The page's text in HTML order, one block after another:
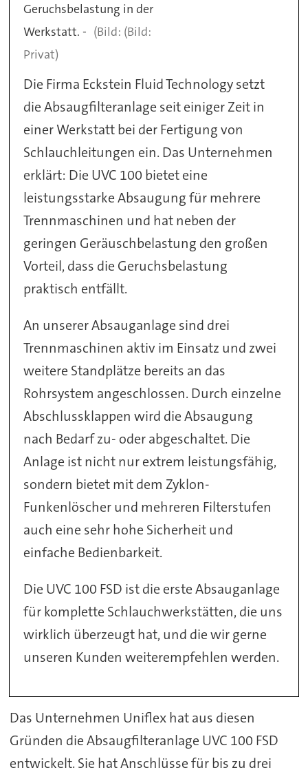
Geruchsbelastung in der
Werkstatt. -
(Bild:
Privat)
Die Firma Eckstein Fluid Technology setzt
die Absaugfilteranlage seit einiger Zeit in
einer Werkstatt bei der Fertigung von
Schlauchleitungen ein. Das Unternehmen
erklärt: Die UVC 100 bietet eine
leistungsstarke Absaugung für mehrere
Trennmaschinen und hat neben der
geringen Geräuschbelastung den großen
Vorteil, dass die Geruchsbelastung
praktisch entfällt.
An unserer Absauganlage sind drei
Trennmaschinen aktiv im Einsatz und zwei
weitere Standplätze bereits an das
Rohrsystem angeschlossen. Durch einzelne
Abschlussklappen wird die Absaugung
nach Bedarf zu- oder abgeschaltet. Die
Anlage ist nicht nur extrem leistungsfähig,
sondern bietet mit dem Zyklon-
Funkenlöscher und mehreren Filterstufen
auch eine sehr hohe Sicherheit und
einfache Bedienbarkeit.
Die UVC 100 FSD ist die erste Absauganlage
für komplette Schlauchwerkstätten, die uns
wirklich überzeugt hat, und die wir gerne
unseren Kunden weiterempfehlen werden.
Das Unternehmen Uniflex hat aus diesen
Gründen die Absaugfilteranlage UVC 100 FSD
entwickelt. Sie hat Anschlüsse für bis zu drei